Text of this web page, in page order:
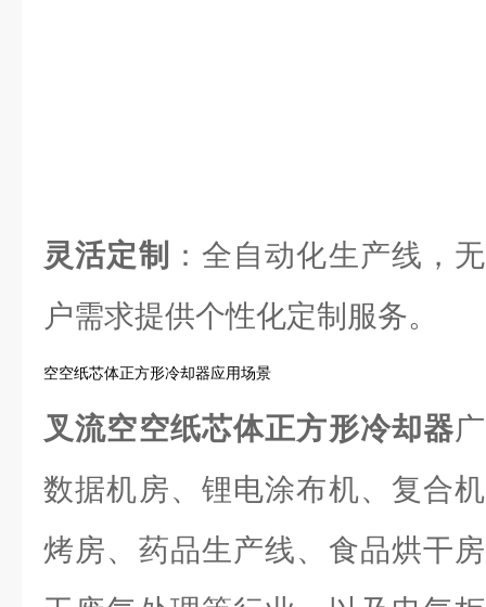
灵活定制
：全自动化生产线，
户需求提供个性化定制服务。
空空纸芯体正方形冷却器应用场景
叉流空空纸芯体正方形冷却器
数据机房、锂电涂布机、复合
烤房、药品生产线、食品烘干